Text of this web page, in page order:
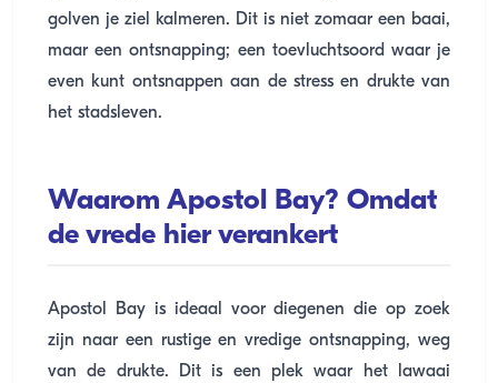
golven je ziel kalmeren. Dit is niet zomaar een baai,
maar een ontsnapping; een toevluchtsoord waar je
even kunt ontsnappen aan de stress en drukte van
het stadsleven.
Waarom Apostol Bay? Omdat
de vrede hier verankert
Apostol Bay is ideaal voor diegenen die op zoek
zijn naar een rustige en vredige ontsnapping, weg
van de drukte. Dit is een plek waar het lawaai